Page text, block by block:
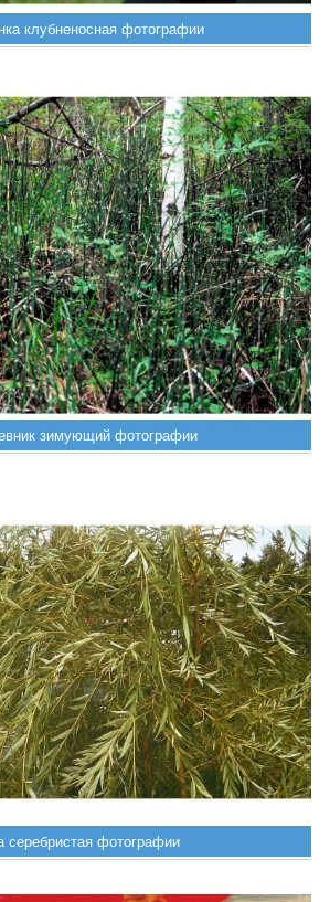
клубненосная фотографии
зимующий фотографии
серебристая фотографии